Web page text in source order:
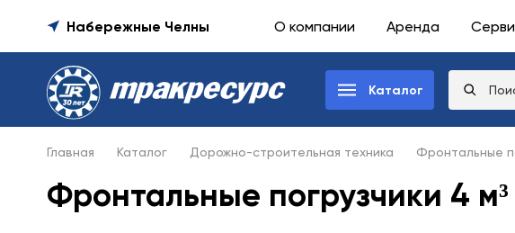
Набережные Челны О компании Аренда
Каталог
Главная Каталог Дорожно-строительная техника Фронтальные
Фронтальные погрузчики 4